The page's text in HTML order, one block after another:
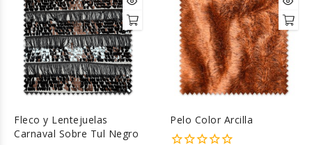
Fleco y Lentejuelas
Carnaval Sobre Tul Negro
Pelo Color Arcilla